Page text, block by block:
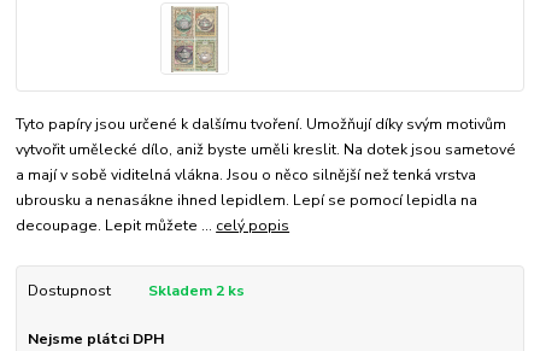
Tyto papíry jsou určené k dalšímu tvoření. Umožňují díky svým motivům
vytvořit umělecké dílo, aniž byste uměli kreslit. Na dotek jsou sametové
a mají v sobě viditelná vlákna. Jsou o něco silnější než tenká vrstva
ubrousku a nenasákne ihned lepidlem. Lepí se pomocí lepidla na
decoupage. Lepit můžete ... celý popis
Dostupnost Skladem 2 ks
Nejsme plátci DPH